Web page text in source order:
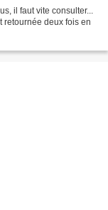
il faut vite consulter...
retournée deux fois en